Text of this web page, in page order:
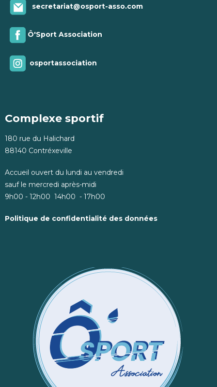
secretariat@osport-asso.com
Ô'Sport Association
osportassociation
Complexe sportif
180 rue du Halichard
88140 Contréxeville
Accueil ouvert du lundi au vendredi
sauf le mercredi après-midi
9h00 - 12h00 14h00 - 17h00
Politique de confidentialité des données